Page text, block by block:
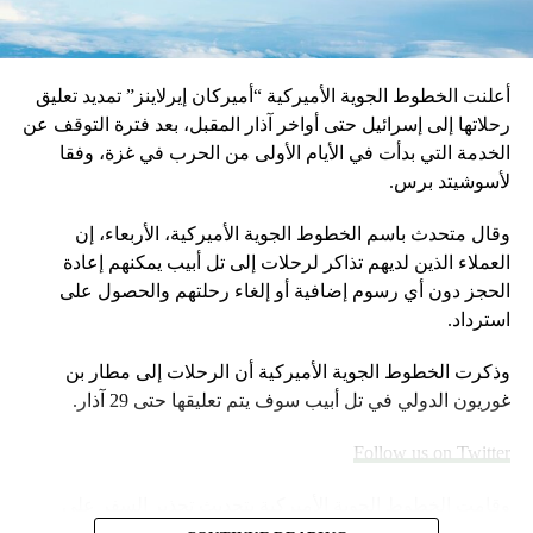
ولدى وصوله إلى سدة الحكم حاول ترامب إعادة نوع العلاقات
التي كان يقيمها الرؤساء مع الشرطة الفدرالية إلى عهدها
وأقال ترامب مدير المكتب الفدرالي كومي، عقب رفض الأخير
إثبات ولائه وإغلاق ملف الاتصالات المزعومة.
RELATED TOPICS:
UP
اختيار مساراتها وتجنب الاصطدام.. كيف تحلق الطائرات
DON'T MISS
الصين ترسل طائرات حربية لتحذير سفن أمريكية
أعلنت الخطوط الجوية الأميركية “أميركان إيرلاينز” تمديد تعليق
رحلاتها إلى إسرائيل حتى أواخر آذار المقبل، بعد فترة التوقف عن
الخدمة التي بدأت في الأيام الأولى من الحرب في غزة، وفقا
لأسوشيتد برس.
وقال متحدث باسم الخطوط الجوية الأميركية، الأربعاء، إن
العملاء الذين لديهم تذاكر لرحلات إلى تل أبيب يمكنهم إعادة
الحجز دون أي رسوم إضافية أو إلغاء رحلتهم والحصول على
استرداد.
وذكرت الخطوط الجوية الأميركية أن الرحلات إلى مطار بن
غوريون الدولي في تل أبيب سوف يتم تعليقها حتى 29 آذار.
Follow us on Twitter